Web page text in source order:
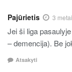
Pajūrietis 3
Jei ši liga
– demencija). Be
Atsakyti